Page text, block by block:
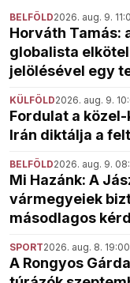
BELFÖLD2026. aug. 9.
Horváth Tamás:
globalista
jelölésével egy
KÜLFÖLD2026. aug. 9.
Fordulat a
Irán diktálja a
BELFÖLD2026. aug. 9.
Mi Hazánk: A
vármegyeiek
másodlagos
SPORT2026. aug. 8. 19:00
A Rongyos